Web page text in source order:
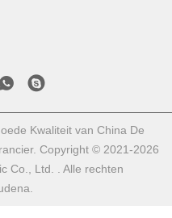
Kwaliteit van China De
Copyright © 2021-2026
Co., Ltd. . Alle rechten